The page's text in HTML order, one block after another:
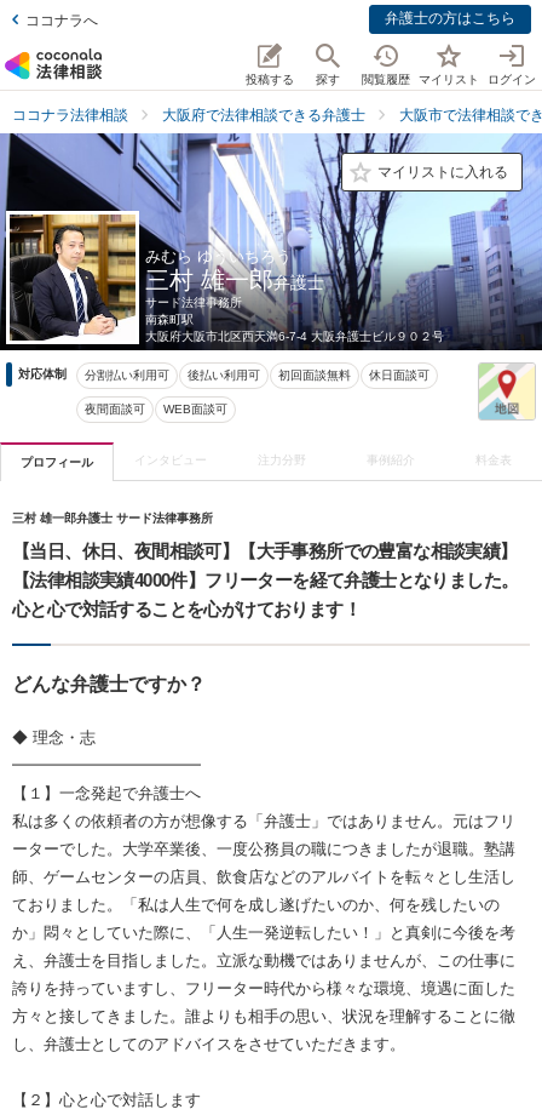
ココナラへ 弁護士の方はこちら
投稿する 探す 閲覧履歴 マイリスト ログイン
ココナラ法律相談 大阪府で法律相談できる弁護士 大阪市で法律相談で
マイリストに入れる
みむら ゆういちろう
三村 雄一郎弁護士
サード法律事務所
南森町駅
大阪府大阪市北区西天満6-7-4 大阪弁護士ビル９０２号
対応体制 分割払い利用可 後払い利用可 初回面談無料 休日面談可
夜間面談可 WEB面談可
プロフィール インタビュー 注力分野 事例紹介 料金表
三村 雄一郎弁護士 サード法律事務所
【当日、休日、夜間相談可】【大手事務所での豊富な相談実績】
【法律相談実績4000件】フリーターを経て弁護士となりました。
心と心で対話することを心がけております！
どんな弁護士ですか？
◆ 理念・志
━━━━━━━━━━━━
【１】一念発起で弁護士へ
私は多くの依頼者の方が想像する「弁護士」ではありません。元はフリ
ーターでした。大学卒業後、一度公務員の職につきましたが退職。塾講
師、ゲームセンターの店員、飲食店などのアルバイトを転々とし生活し
ておりました。「私は人生で何を成し遂げたいのか、何を残したいの
か」悶々としていた際に、「人生一発逆転したい！」と真剣に今後を考
え、弁護士を目指しました。立派な動機ではありませんが、この仕事に
誇りを持っていますし、フリーター時代から様々な環境、境遇に面した
方々と接してきました。誰よりも相手の思い、状況を理解することに徹
し、弁護士としてのアドバイスをさせていただきます。
【２】心と心で対話します